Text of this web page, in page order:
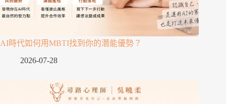
AI時代如何用MBTI找到你的潛能優勢？
2026-07-28